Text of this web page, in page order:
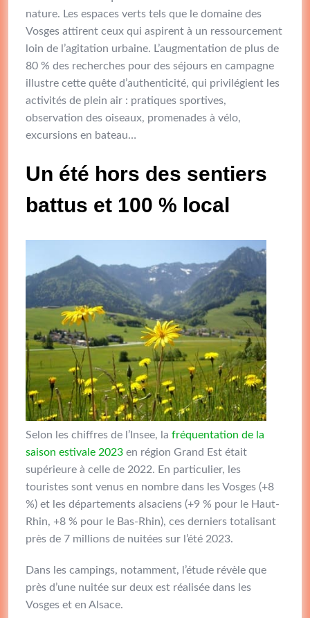
nature. Les espaces verts tels que le domaine des
Vosges attirent ceux qui aspirent à un ressourcement
loin de l’agitation urbaine. L’augmentation de plus de
80 % des recherches pour des séjours en campagne
illustre cette quête d’authenticité, qui privilégient les
activités de plein air : pratiques sportives,
observation des oiseaux, promenades à vélo,
excursions en bateau…
Un été hors des sentiers
battus et 100 % local
Selon les chiffres de l’Insee, la fréquentation de la
saison estivale 2023 en région Grand Est était
supérieure à celle de 2022. En particulier, les
touristes sont venus en nombre dans les Vosges (+8
%) et les départements alsaciens (+9 % pour le Haut-
Rhin, +8 % pour le Bas-Rhin), ces derniers totalisant
près de 7 millions de nuitées sur l’été 2023.
Dans les campings, notamment, l’étude révèle que
près d’une nuitée sur deux est réalisée dans les
Vosges et en Alsace.